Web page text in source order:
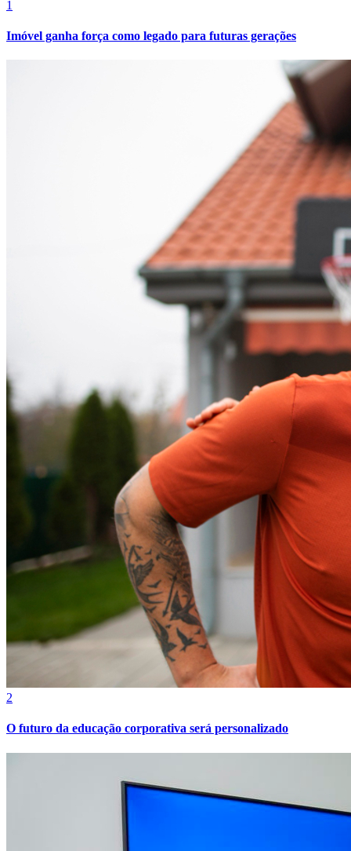
1
Imóvel ganha força como legado para futuras gerações
2
O futuro da educação corporativa será personalizado